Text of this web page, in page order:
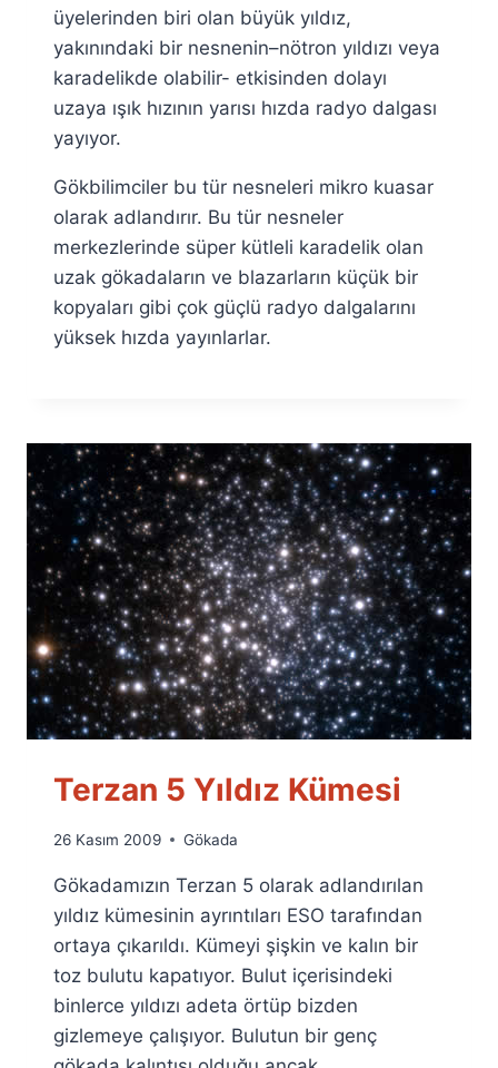
üyelerinden biri olan büyük yıldız,
yakınındaki bir nesnenin–nötron yıldızı veya
karadelikde olabilir- etkisinden dolayı
uzaya ışık hızının yarısı hızda radyo dalgası
yayıyor.
Gökbilimciler bu tür nesneleri mikro kuasar
olarak adlandırır. Bu tür nesneler
merkezlerinde süper kütleli karadelik olan
uzak gökadaların ve blazarların küçük bir
kopyaları gibi çok güçlü radyo dalgalarını
yüksek hızda yayınlarlar.
Terzan 5 Yıldız Kümesi
By
Fuat
Özyar
26 Kasım 2009 Gökada
Gökadamızın Terzan 5 olarak adlandırılan
yıldız kümesinin ayrıntıları ESO tarafından
ortaya çıkarıldı. Kümeyi şişkin ve kalın bir
toz bulutu kapatıyor. Bulut içerisindeki
binlerce yıldızı adeta örtüp bizden
gizlemeye çalışıyor. Bulutun bir genç